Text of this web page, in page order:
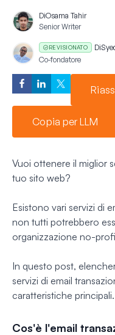
DiOsama Tahir
Senior Writer
REVISIONATO Di
Co-fondatore
Copia per LLM
Vuoi ottenere il miglior
tuo sito web?
Esistono vari servizi di
non tutti potrebbero
organizzazione no-
In questo post,
servizi di email
caratteristiche principali.
Cos'è l'email